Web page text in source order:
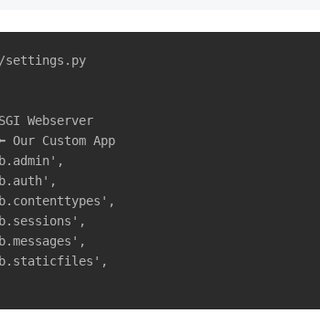
settings.py
Webserver
Our Custom App